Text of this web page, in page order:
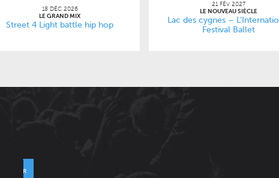
18 DÉC 2026
LE GRAND MIX
Street 4 Light battle hip hop
21 FÉV 2027
LE NOUVEAU SIÈCLE
Lac des cygnes –
Festival Ballet
ENVOYER